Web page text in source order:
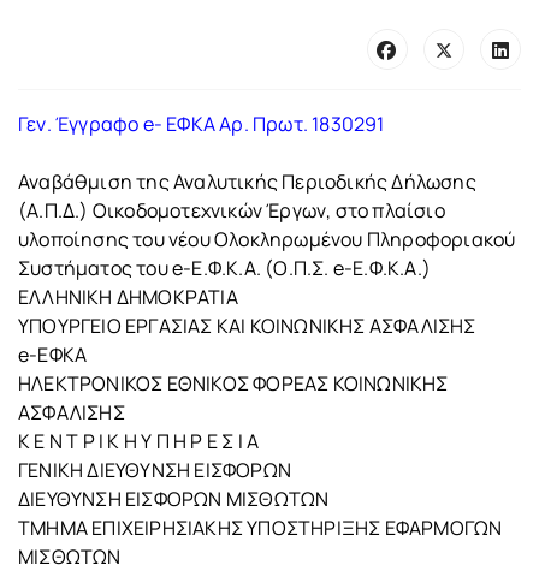
Γεν. Έγγραφο e- ΕΦΚΑ Αρ. Πρωτ. 1830291
Αναβάθμιση της Αναλυτικής Περιοδικής Δήλωσης
(Α.Π.Δ.) Οικοδομοτεχνικών Έργων, στο πλαίσιο
υλοποίησης του νέου Ολοκληρωμένου Πληροφοριακού
Συστήματος του e-Ε.Φ.Κ.Α. (Ο.Π.Σ. e-Ε.Φ.Κ.Α.)
ΕΛΛΗΝΙΚΗ ΔΗΜΟΚΡΑΤΙΑ
ΥΠΟΥΡΓΕΙΟ ΕΡΓΑΣΙΑΣ ΚΑΙ ΚΟΙΝΩΝΙΚΗΣ ΑΣΦΑΛΙΣΗΣ
e-ΕΦΚΑ
ΗΛΕΚΤΡΟΝΙΚΟΣ ΕΘΝΙΚΟΣ ΦΟΡΕΑΣ ΚΟΙΝΩΝΙΚΗΣ
ΑΣΦΑΛΙΣΗΣ
Κ Ε Ν Τ Ρ Ι Κ Η Υ Π Η Ρ Ε Σ Ι Α
ΓΕΝΙΚΗ ΔΙΕΥΘΥΝΣΗ ΕΙΣΦΟΡΩΝ
ΔΙΕΥΘΥΝΣΗ ΕΙΣΦΟΡΩΝ ΜΙΣΘΩΤΩΝ
ΤΜΗΜΑ ΕΠΙΧΕΙΡΗΣΙΑΚΗΣ ΥΠΟΣΤΗΡΙΞΗΣ ΕΦΑΡΜΟΓΩΝ
ΜΙΣΘΩΤΩΝ